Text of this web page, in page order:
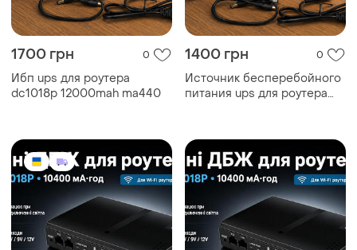
1700 грн 0
Ибп ups для роутера
dc1018p 12000mah ma440
1400 грн 0
Источник бесперебойного
питания ups для роутера